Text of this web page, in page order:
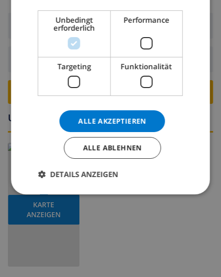
Ankunft:Ab 16:00 vor 19:00
Abreise:Vor: 10:00
Umgebung
KARTE
ANZEIGEN
Lesen Sie mehr über:
Spanien>Costa Blanca
DANISH
Unbedingt
erforderlich
Performance
Targeting Funktionalität
ALLE AKZEPTIEREN
ALLE ABLEHNEN
DETAILS ANZEIGEN